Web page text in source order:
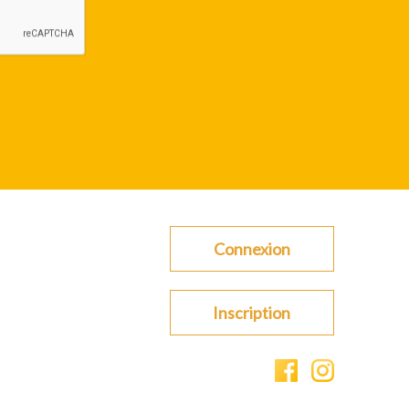
Connexion
Inscription